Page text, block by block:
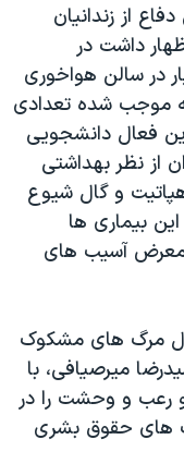
از زندانیان
داشت در
در سالن هواخوری
موجب شده تعدادی
فعال دانشجویی
نظر بهداشتی
و گال شیوع
این بیماری ها
معرض آسیب های
مرگ های مشکوک
میرصیافی، با
رعب و وحشت را در
های حقوق بشری